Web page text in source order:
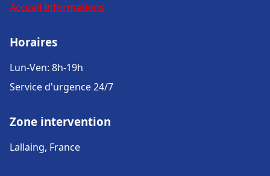
Accueil Informations
Horaires
Lun-Ven: 8h-19h
Service d'urgence 24/7
Zone intervention
Lallaing, France